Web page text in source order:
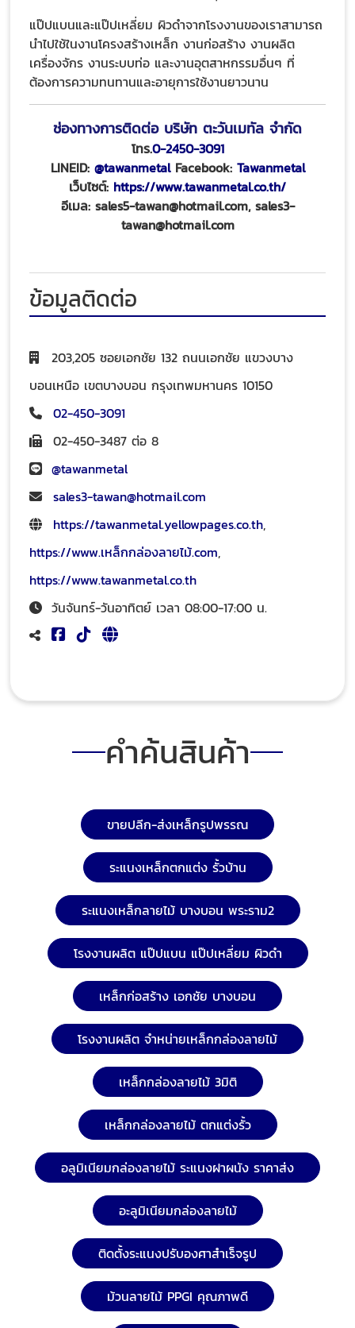
แป๊ปแบนและแป๊ปเหลี่ยม ผิวดำจากโรงงานของเราสามารถ
นำไปใช้ในงานโครงสร้างเหล็ก งานก่อสร้าง งานผลิต
เครื่องจักร งานระบบท่อ และงานอุตสาหกรรมอื่นๆ ที่
ต้องการความทนทานและอายุการใช้งานยาวนาน
ช่องทางการติดต่อ บริษัท ตะวันเมทัล จำกัด
โทร.0-2450-3091
LINEID: @tawanmetalFacebook: Tawanmetal
เว็บไซต์: https://www.tawanmetal.co.th/
อีเมล: sales5-tawan@hotmail.com, sales3-
tawan@hotmail.com
ข้อมูลติดต่อ
203,205 ซอยเอกชัย 132 ถนนเอกชัย แขวงบาง
บอนเหนือ เขตบางบอน กรุงเทพมหานคร 10150
02-450-3091
02-450-3487 ต่อ 8
@tawanmetal
sales3-tawan@hotmail.com
https://tawanmetal.yellowpages.co.th,
https://www.เหล็กกล่องลายไม้.com,
https://www.tawanmetal.co.th
วันจันทร์-วันอาทิตย์ เวลา 08:00-17:00 น.
คำค้นสินค้า
ขายปลีก-ส่งเหล็กรูปพรรณ
ระแนงเหล็กตกแต่ง รั้วบ้าน
ระแนงเหล็กลายไม้ บางบอน พระราม2
โรงงานผลิต แป๊ปแบน แป๊ปเหลี่ยม ผิวดำ
เหล็กก่อสร้าง เอกชัย บางบอน
โรงงานผลิต จำหน่ายเหล็กกล่องลายไม้
เหล็กกล่องลายไม้ 3มิติ
เหล็กกล่องลายไม้ ตกแต่งรั้ว
อลูมิเนียมกล่องลายไม้ ระแนงฝาผนัง ราคาส่ง
อะลูมิเนียมกล่องลายไม้
ติดตั้งระแนงปรับองศาสำเร็จรูป
ม้วนลายไม้ PPGI คุณภาพดี